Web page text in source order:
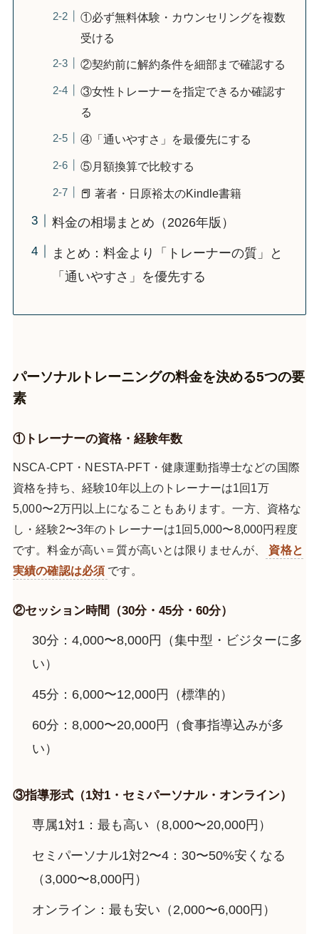
①必ず無料体験・カウンセリングを複数
受ける
②契約前に解約条件を細部まで確認する
③女性トレーナーを指定できるか確認す
る
④「通いやすさ」を最優先にする
⑤月額換算で比較する
📕 著者・日原裕太のKindle書籍
料金の相場まとめ（2026年版）
まとめ：料金より「トレーナーの質」と
「通いやすさ」を優先する
パーソナルトレーニングの料金を決める5つの要
素
①トレーナーの資格・経験年数
NSCA-CPT・NESTA-PFT・健康運動指導士などの国際
資格を持ち、経験10年以上のトレーナーは1回1万
5,000〜2万円以上になることもあります。一方、資格な
し・経験2〜3年のトレーナーは1回5,000〜8,000円程度
です。料金が高い＝質が高いとは限りませんが、
資格と
実績の確認は必須 です。
②セッション時間（30分・45分・60分）
30分：4,000〜8,000円（集中型・ビジターに多
い）
45分：6,000〜12,000円（標準的）
60分：8,000〜20,000円（食事指導込みが多
い）
③指導形式（1対1・セミパーソナル・オンライン）
専属1対1：最も高い（8,000〜20,000円）
セミパーソナル1対2〜4：30〜50%安くなる
（3,000〜8,000円）
オンライン：最も安い（2,000〜6,000円）